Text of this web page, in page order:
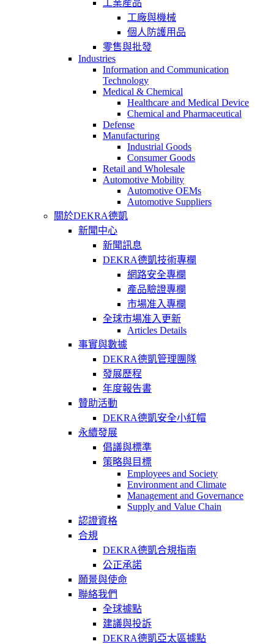
工業産品
工廠與機械
個人防護用品
零售與批發
Industries
Information and Communication
Technology
Medical & Chemical
Healthcare and Medical Device
Chemical and Pharmaceutical
Defense
Manufacturing
Industrial Goods
Consumer Goods
Retail and Wholesale
Automotive Mobility
Automotive OEMs
Automotive Suppliers
關於DEKRA德凱
新聞中心
新聞訊息
DEKRA德凱技術專欄
網路安全專欄
產品驗證專欄
市場准入專欄
全球市場准入更新
Articles Details
事實與數據
DEKRA德凱管理團隊
發展歷程
年度報告書
贊助活動
DEKRA德凱安全小紅帽
永續發展
倡議與標準
策略與目標
Employees and Society
Environment and Climate
Management and Governance
Supply and Value Chain
認證資格
合規
DEKRA德凱合規指南
公正承諾
願景與使命
聯絡我們
全球據點
建議與投訴
DEKRA德凱亞太區據點